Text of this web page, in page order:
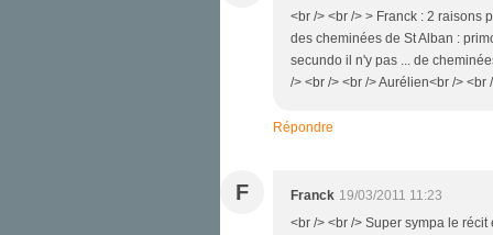
<br /> <br /> > Franck : 2 raisons
des cheminées de St Alban :
secundo il n'y pas ... de
/> <br /> <br /> Aurélien<br /> <br
Répondre
F Franck 19/03/2011 11:23
<br /> <br /> Super sympa le